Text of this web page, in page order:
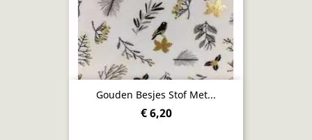
Gouden Besjes Stof Met...
€ 6,20